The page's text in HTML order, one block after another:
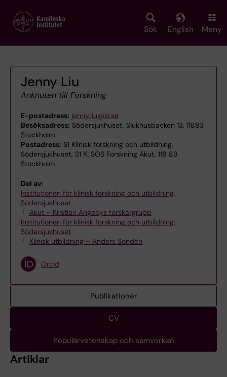
main
Sök English Meny
Jenny Liu
Anknuten till Forskning
E-postadress: jenny.liu@ki.se
Besöksadress: Södersjukhuset, Sjukhusbacken 13, 11883
Stockholm
Postadress: S1 Klinisk forskning och utbildning,
Södersjukhuset, S1 KI SÖS Forskning Akut, 118 83
Stockholm
Del av:
Institutionen för klinisk forskning och utbildning,
Södersjukhuset
Akut – Kristian Ängebys forskargrupp
Institutionen för klinisk forskning och utbildning,
Södersjukhuset
Klinisk utbildning – Anders Sondén
Orcid
Publikationer
CV
Populärvetenskap och samverkan
Artiklar